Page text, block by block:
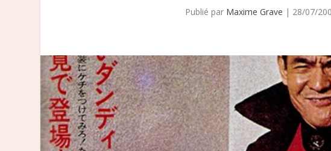
Publié par Maxime Grave | 28/07/